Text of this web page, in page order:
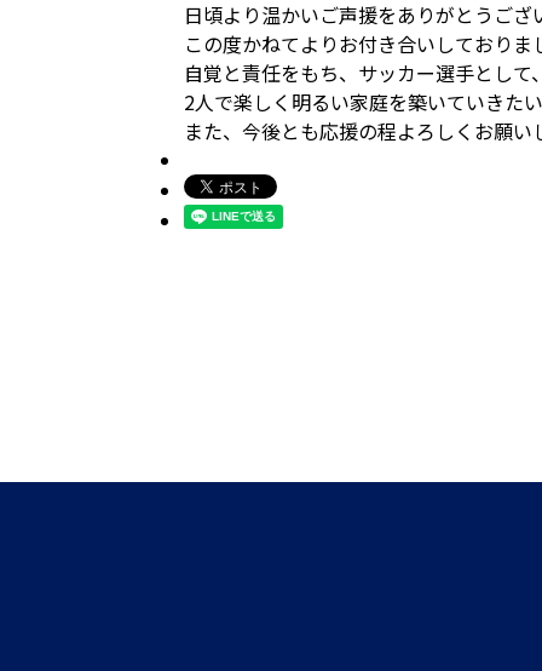
日頃より温かいご声援をありがとうござ
この度かねてよりお付き合いしており
自覚と責任をもち、サッカー選手とし
2人で楽しく明るい家庭を築いていきた
また、今後とも応援の程よろしくお願い